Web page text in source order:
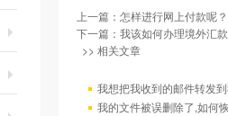
上一篇： 怎样进行网上付款呢？
下一篇： 我该如何办理境外汇
>> 相关文章
我想把我收到的邮件转发
我的文件被误删除了,如何